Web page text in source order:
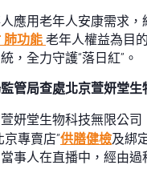
應用老年人安康需求
肺功能 老年人權益為目
，全力守護“落日紅”。
管局查處北京萱妍堂
妍堂生物科技無限公
專賣店”供膳健檢及綁
事人在直播中，經由過